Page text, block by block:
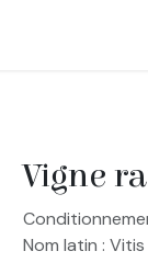
Vigne
Nom latin :